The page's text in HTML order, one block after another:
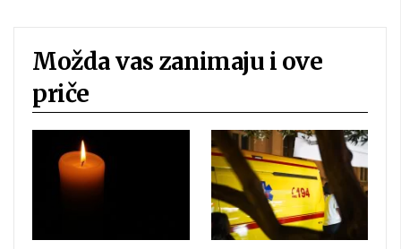
Možda vas zanimaju i ove
priče